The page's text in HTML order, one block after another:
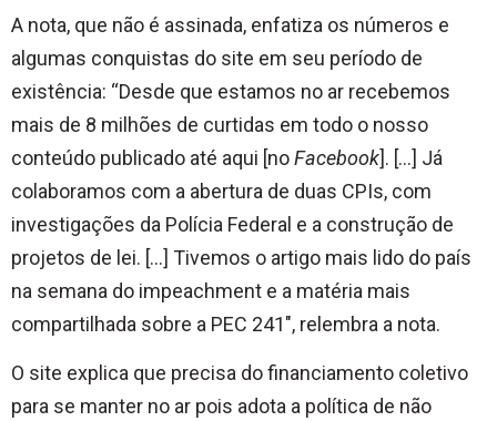
A nota, que não é assinada, enfatiza os números e
algumas conquistas do site em seu período de
existência: “Desde que estamos no ar recebemos
mais de 8 milhões de curtidas em todo o nosso
conteúdo publicado até aqui [noFacebook]. […] Já
colaboramos com a abertura de duas CPIs, com
investigações da Polícia Federal e a construção de
projetos de lei. […] Tivemos o artigo mais lido do país
na semana do impeachment e a matéria mais
compartilhada sobre a PEC 241″, relembra a nota.
O site explica que precisa do financiamento coletivo
para se manter no ar pois adota a política de não